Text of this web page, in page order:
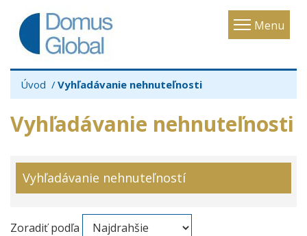
Menu
Toggle
Úvod Vyhľadávanie nehnuteľnosti
Vyhľadávanie nehnuteľnosti
Vyhľadávanie nehnuteľností
Zoradiť podľa